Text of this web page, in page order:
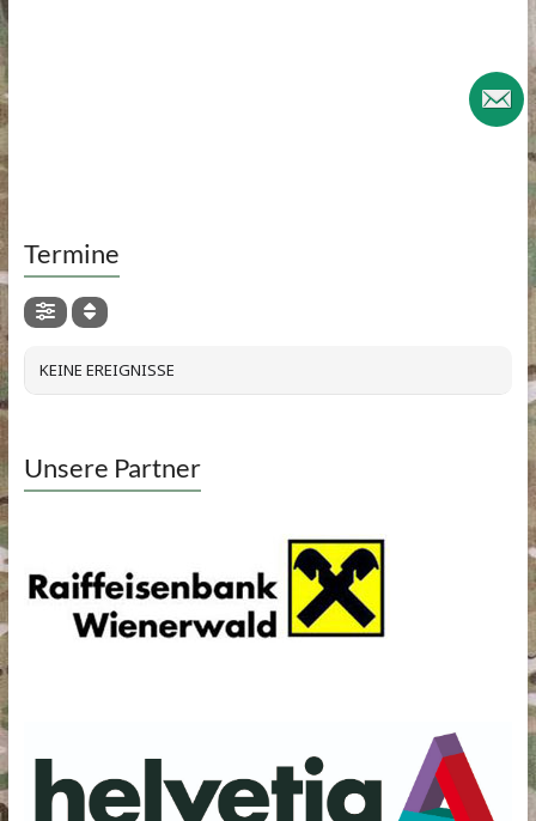
Termine
KEINE EREIGNISSE
Unsere Partner